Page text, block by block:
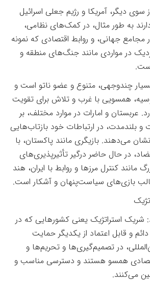
سوی دیگر، آمریکا و رژیم جعلی اسرائیل
به‌ طور مثال، در کمک‌های نظامی،
جهانی، و روابط اقتصادی که نمونه
در مواردی مانند جنگ‌های منطقه و
.
چندوجهی، متنوع و عضو ناتو است و
همسویی با غرب و تلاش برای تقویت
عربستان و امارات در موارد مختلف، بر
بلندمدت، در ارتباطات خود بازتاب‌هایی
می‌دهند. بازیگری مانند پاکستان، با
در حال حاضر درگیر تأثیرپذیری‌های
مانند کنترل مرزها و روابط با ایران، هند
بازی‌های سیاست‌پنهان و آشکار است.
استراتژیک یعنی کشورهایی که در
و قابل اعتماد از یکدیگر حمایت
در تصمیم‌گیری‌ها و تحریم‌ها و
همسو هستند و دسترسی مناسب و
می‌کنند.